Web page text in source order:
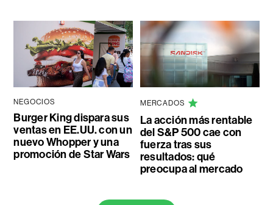
NEGOCIOS
Burger King dispara sus
ventas en EE.UU. con un
nuevo Whopper y una
promoción de Star Wars
MERCADOS
La acción más rentable
del S&P 500 cae con
fuerza tras sus
resultados: qué
preocupa al mercado